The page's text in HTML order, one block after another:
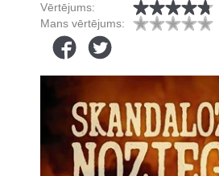
Vērtējums:
Mans vērtējums: